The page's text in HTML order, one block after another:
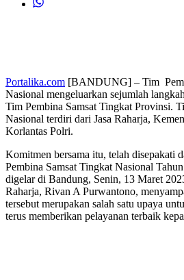
Portalika.com [BANDUNG] – Tim
Nasional mengeluarkan sejumlah
Tim Pembina Samsat Tingkat Provinsi.
Nasional terdiri dari Jasa Raharja,
Korlantas Polri.
Komitmen bersama itu, telah disepakati
Pembina Samsat Tingkat Nasional
digelar di Bandung, Senin, 13 Maret
Raharja, Rivan A Purwantono,
tersebut merupakan salah satu upaya
terus memberikan pelayanan terbaik